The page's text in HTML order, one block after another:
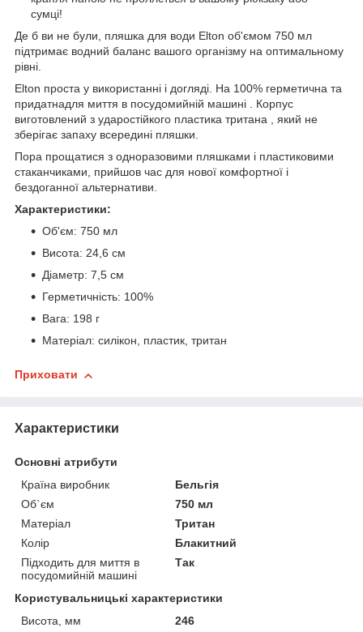
сумці!
Де б ви не були, пляшка для води Elton об'ємом 750 мл
підтримає водний баланс вашого організму на оптимальному
рівні.
Elton проста у використанні і догляді. На 100% герметична та
придатнадля миття в посудомийній машині . Корпус
виготовлений з ударостійкого пластика тритана , який не
зберігає запаху всередині пляшки.
Пора прощатися з одноразовими пляшками і пластиковими
стаканчиками, прийшов час для нової комфортної і
бездоганної альтернативи.
Характеристики:
Об'єм: 750 мл
Висота: 24,6 см
Діаметр: 7,5 см
Герметичність: 100%
Вага: 198 г
Матеріал: силікон, пластик, тритан
Приховати
Характеристики
Основні атрибути
Країна виробник
Бельгія
Об`єм
750 мл
Матеріал
Тритан
Колір
Блакитний
Підходить для миття в
посудомийній машині
Так
Користувальницькі характеристики
Висота, мм
246